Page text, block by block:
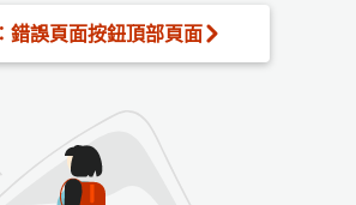
錯誤頁面按鈕頂部頁面